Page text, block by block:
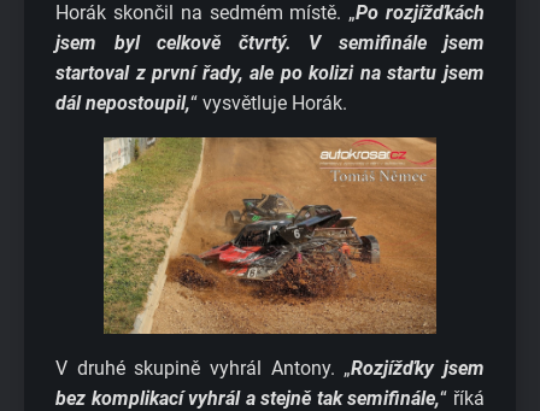
Horák skončil na sedmém místě. „Po rozjížďkách
jsem byl celkově čtvrtý. V semifinále jsem
startoval z první řady, ale po kolizi na startu jsem
dál nepostoupil,“ vysvětluje Horák.
V druhé skupině vyhrál Antony. „Rozjížďky jsem
bez komplikací vyhrál a stejně tak semifinále,“ říká